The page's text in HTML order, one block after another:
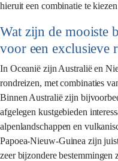
hieruit een combinatie te
Wat zijn de mooiste
voor een exclusieve
In Oceanië zijn Australië en
rondreizen, met combinaties
Binnen Australië zijn
afgelegen kustgebieden
alpenlandschappen en
Papoea-Nieuw-Guinea zijn
zeer bijzondere